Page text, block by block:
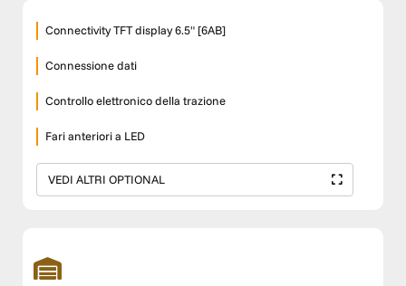
Connectivity TFT display 6.5" [6AB]
Connessione dati
Controllo elettronico della trazione
Fari anteriori a LED
VEDI ALTRI OPTIONAL